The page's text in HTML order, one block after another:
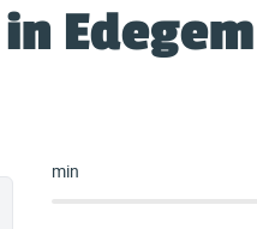
Edegem
min